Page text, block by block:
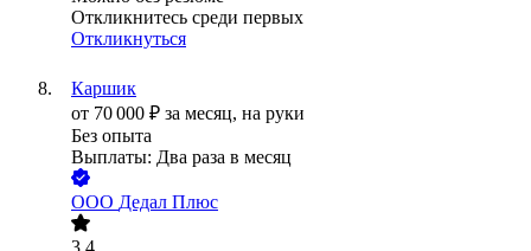
Откликнитесь среди первых
Откликнуться
Каршик
от 70 000 ₽ за месяц, на руки
Без опыта
Выплаты: Два раза в месяц
ООО Дедал Плюс